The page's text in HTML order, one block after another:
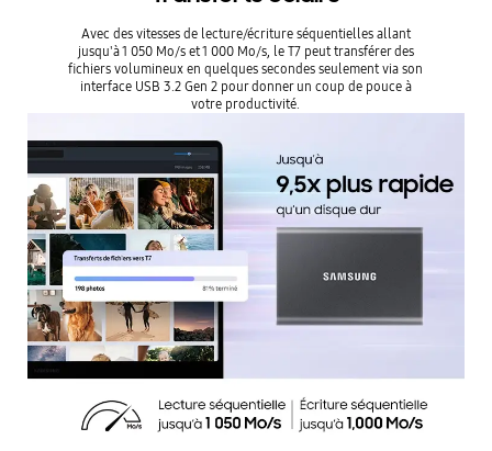
Avec des vitesses de lecture/écriture séquentielles allant
jusqu'à 1 050 Mo/s et 1 000 Mo/s, le T7 peut transférer des
fichiers volumineux en quelques secondes seulement via son
interface USB 3.2 Gen 2 pour donner un coup de pouce à
votre productivité.